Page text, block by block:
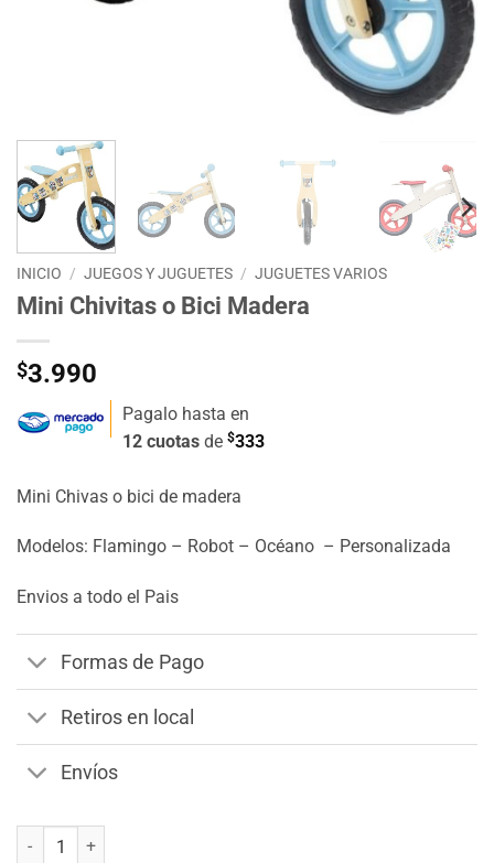
INICIO / JUEGOS Y JUGUETES / JUGUETES VARIOS
Mini Chivitas o Bici Madera
$3.990
Pagalo hasta en
12 cuotas de $333
Mini Chivas o bici de madera
Modelos: Flamingo – Robot – Océano – Personalizada
Envios a todo el Pais
Formas de Pago
Retiros en local
Envíos
Mini Chivitas o Bici Madera cantidad